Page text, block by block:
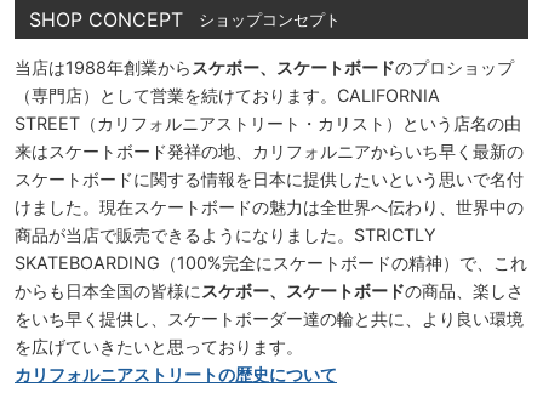
SHOP CONCEPT ショップコンセプト
当店は1988年創業から スケボー、スケートボードのプロショップ
（専門店）として営業を続けております。CALIFORNIA
STREET（カリフォルニアストリート・カリスト）という店名の由
来はスケートボード発祥の地、カリフォルニアからいち早く最新の
スケートボードに関する情報を日本に提供したいという思いで名付
けました。現在スケートボードの魅力は全世界へ伝わり、世界中の
商品が当店で販売できるようになりました。STRICTLY
SKATEBOARDING（100%完全にスケートボードの精神）で、これ
からも日本全国の皆様に スケボー、スケートボードの商品、楽しさ
をいち早く提供し、スケートボーダー達の輪と共に、より良い環境
を広げていきたいと思っております。
カリフォルニアストリートの歴史について